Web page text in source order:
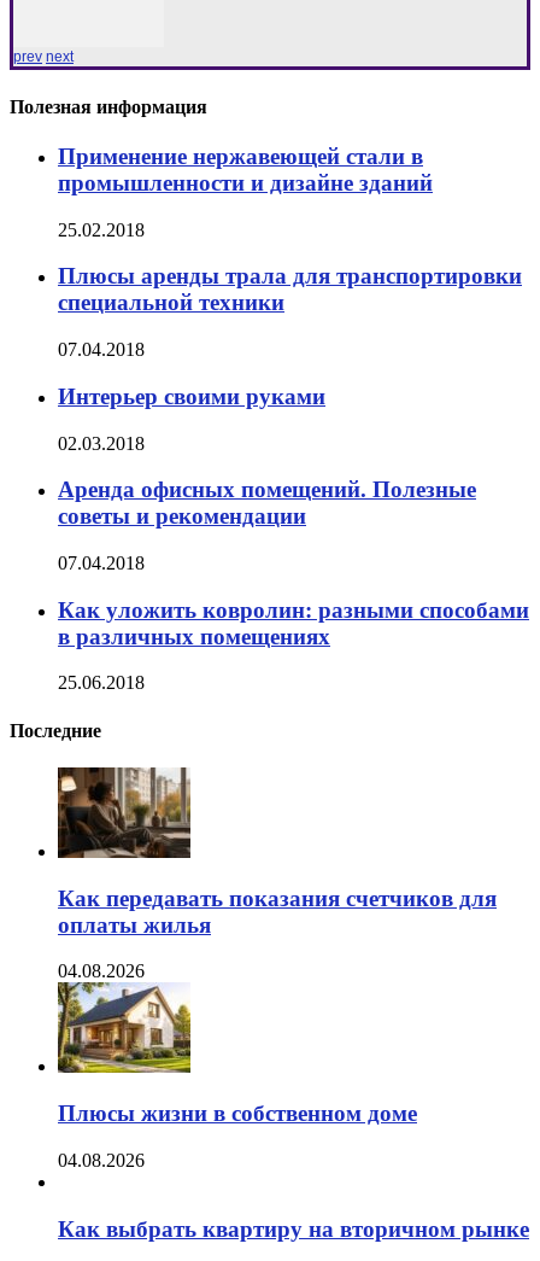
prev next
Полезная информация
Применение нержавеющей стали в
промышленности и дизайне зданий
25.02.2018
Плюсы аренды трала для транспортировки
специальной техники
07.04.2018
Интерьер своими руками
02.03.2018
Аренда офисных помещений. Полезные
советы и рекомендации
07.04.2018
Как уложить ковролин: разными способами
в различных помещениях
25.06.2018
Последние
Как передавать показания счетчиков для
оплаты жилья
04.08.2026
Плюсы жизни в собственном доме
04.08.2026
Как выбрать квартиру на вторичном рынке